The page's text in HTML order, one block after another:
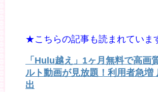
★こちらの記事も読まれてい
「Hulu越え」1ヶ月無料で高画
ルト動画が見放題！利用者急増
出